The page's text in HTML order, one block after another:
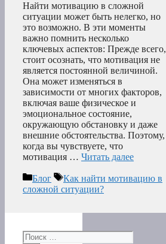
Найти мотивацию в сложной
ситуации может быть нелегко, но
это возможно. В эти моменты
важно помнить несколько
ключевых аспектов: Прежде всего,
стоит осознать, что мотивация не
является постоянной величиной.
Она может изменяться в
зависимости от многих факторов,
включая ваше физическое и
эмоциональное состояние,
окружающую обстановку и даже
внешние обстоятельства. Поэтому,
когда вы чувствуете, что
мотивация … Читать далее
Рубрики
Блог Метки
Как найти мотивацию в
сложной ситуации?
Поиск: